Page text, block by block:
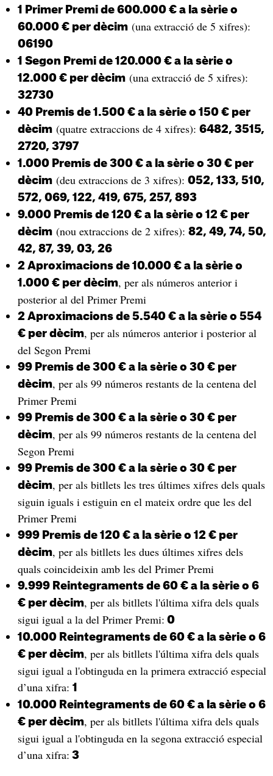
1 Primer Premi de 600.000 € a la sèrie o
60.000 € per dècim(una extracció de 5 xifres):
06190
1 Segon Premi de 120.000 € a la sèrie o
12.000 € per dècim(una extracció de 5 xifres):
32730
40 Premis de 1.500 € a la sèrie o 150 € per
dècim(quatre extraccions de 4 xifres): 6482, 3515,
2720, 3797
1.000 Premis de 300 € a la sèrie o 30 € per
dècim(deu extraccions de 3 xifres): 052, 133, 510,
572, 069, 122, 419, 675, 257, 893
9.000 Premis de 120 € a la sèrie o 12 € per
dècim(nou extraccions de 2 xifres): 82, 49, 74, 50,
42, 87, 39, 03, 26
2 Aproximacions de 10.000 € a la sèrie o
1.000 € per dècim, per als números anterior i
posterior al del Primer Premi
2 Aproximacions de 5.540 € a la sèrie o 554
€ per dècim, per als números anterior i posterior al
del Segon Premi
99 Premis de 300 € a la sèrie o 30 € per
dècim, per als 99 números restants de la centena del
Primer Premi
99 Premis de 300 € a la sèrie o 30 € per
dècim, per als 99 números restants de la centena del
Segon Premi
99 Premis de 300 € a la sèrie o 30 € per
dècim, per als bitllets les tres últimes xifres dels quals
siguin iguals i estiguin en el mateix ordre que les del
Primer Premi
999 Premis de 120 € a la sèrie o 12 € per
dècim, per als bitllets les dues últimes xifres dels
quals coincideixin amb les del Primer Premi
9.999 Reintegraments de 60 € a la sèrie o 6
€ per dècim, per als bitllets l'última xifra dels quals
sigui igual a la del Primer Premi: 0
10.000 Reintegraments de 60 € a la sèrie o 6
€ per dècim, per als bitllets l'última xifra dels quals
sigui igual a l'obtinguda en la primera extracció especial
d’una xifra: 1
10.000 Reintegraments de 60 € a la sèrie o 6
€ per dècim, per als bitllets l'última xifra dels quals
sigui igual a l'obtinguda en la segona extracció especial
d’una xifra: 3